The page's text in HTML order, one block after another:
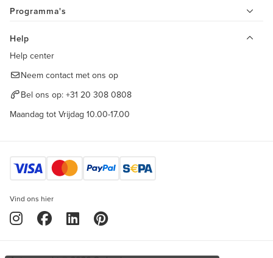
Programma's
Help
Help center
Neem contact met ons op
Bel ons op: +31 20 308 0808
Maandag tot Vrijdag 10.00-17.00
Vind ons hier